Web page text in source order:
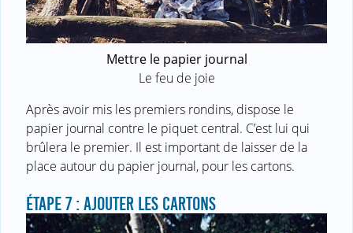
Mettre le papier journal
Le feu de joie
Après avoir mis les premiers rondins, dispose le
papier journal contre le piquet central. C’est lui qui
brûlera le premier. Il est important de laisser de la
place autour du papier journal, pour les cartons.
ÉTAPE 7 : AJOUTER LES CARTONS